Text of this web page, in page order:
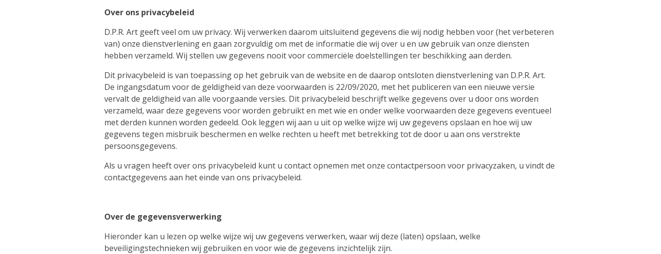
Over ons privacybeleid
D.P.R. Art geeft veel om uw privacy. Wij verwerken daarom uitsluitend gegevens die wij nodig hebben voor (het verbeteren
van) onze dienstverlening en gaan zorgvuldig om met de informatie die wij over u en uw gebruik van onze diensten
hebben verzameld. Wij stellen uw gegevens nooit voor commerciële doelstellingen ter beschikking aan derden.
Dit privacybeleid is van toepassing op het gebruik van de website en de daarop ontsloten dienstverlening van D.P.R. Art.
De ingangsdatum voor de geldigheid van deze voorwaarden is 22/09/2020, met het publiceren van een nieuwe versie
vervalt de geldigheid van alle voorgaande versies. Dit privacybeleid beschrijft welke gegevens over u door ons worden
verzameld, waar deze gegevens voor worden gebruikt en met wie en onder welke voorwaarden deze gegevens eventueel
met derden kunnen worden gedeeld. Ook leggen wij aan u uit op welke wijze wij uw gegevens opslaan en hoe wij uw
gegevens tegen misbruik beschermen en welke rechten u heeft met betrekking tot de door u aan ons verstrekte
persoonsgegevens.
Als u vragen heeft over ons privacybeleid kunt u contact opnemen met onze contactpersoon voor privacyzaken, u vindt de
contactgegevens aan het einde van ons privacybeleid.
Over de gegevensverwerking
Hieronder kan u lezen op welke wijze wij uw gegevens verwerken, waar wij deze (laten) opslaan, welke
beveiligingstechnieken wij gebruiken en voor wie de gegevens inzichtelijk zijn.